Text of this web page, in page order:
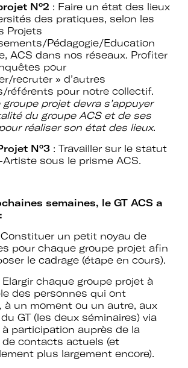
le réseau A+U+C
le bulletin
+ Université + Culture,
sur l’action culturelle dans
spécifique de l’enseignement
de temps de rencontre et
avec les acteurs des
N°2 : Faire un état des lieux
des pratiques, selon les
Projets
Pédagogie/Education
ACS dans nos réseaux. Profiter
pour
recruter » d’autres
référents pour notre collectif.
groupe projet devra s’appuyer
du groupe ACS et de ses
réaliser son état des lieux.
N°3 : Travailler sur le statut
sous le prisme ACS.
semaines, le GT ACS a
Constituer un petit noyau de
pour chaque groupe projet afin
le cadrage (étape en cours).
Elargir chaque groupe projet à
des personnes qui ont
à un moment ou un autre, aux
GT (les deux séminaires) via
participation auprès de la
contacts actuels (et
plus largement encore).